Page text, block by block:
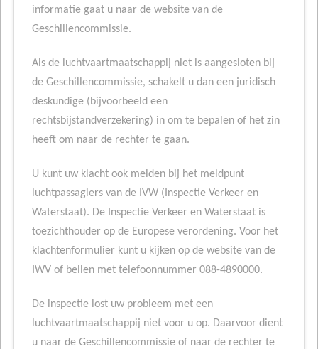
informatie gaat u naar de website van de
Geschillencommissie.
Als de luchtvaartmaatschappij niet is aangesloten bij
de Geschillencommissie, schakelt u dan een juridisch
deskundige (bijvoorbeeld een
rechtsbijstandverzekering) in om te bepalen of het zin
heeft om naar de rechter te gaan.
U kunt uw klacht ook melden bij het meldpunt
luchtpassagiers van de IVW (Inspectie Verkeer en
Waterstaat). De Inspectie Verkeer en Waterstaat is
toezichthouder op de Europese verordening. Voor het
klachtenformulier kunt u kijken op de website van de
IWV of bellen met telefoonnummer 088-4890000.
De inspectie lost uw probleem met een
luchtvaartmaatschappij niet voor u op. Daarvoor dient
u naar de Geschillencommissie of naar de rechter te